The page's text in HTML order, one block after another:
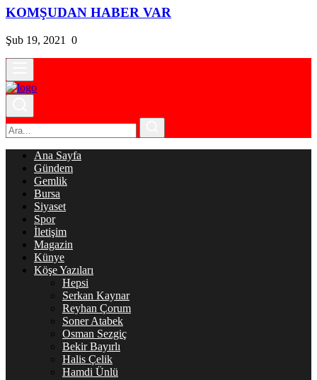
KOMŞUDAN HABER VAR
Şub 19, 2021 0
Ana Sayfa
Gündem
Gemlik
Bursa
Siyaset
Spor
İletişim
Magazin
Künye
Köşe Yazıları
Hepsi
Serkan Kaynar
Reyhan Çorum
Soner Atabek
Osman Sezgiç
Bekir Bayırlı
Halis Çelik
Hamdi Ünlü